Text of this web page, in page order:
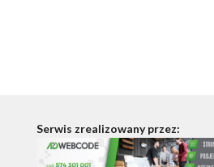
Serwis zrealizowany przez: